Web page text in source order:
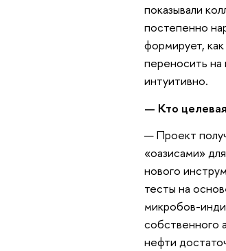
показывали
постепенно
формирует,
переносить на
интуитивно.
— Кто
— Проект
«оазисами»
нового
тесты на
микробов-
собственного
нефти